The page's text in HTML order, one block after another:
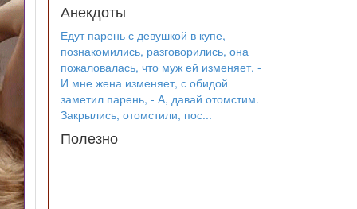
Анекдоты
Едут парень с девушкой в купе,
познакомились, разговорились, она
пожаловалась, что муж ей изменяет. -
И мне жена изменяет, с обидой
заметил парень, - А, давай отомстим.
Закрылись, отомстили, пос...
Полезно